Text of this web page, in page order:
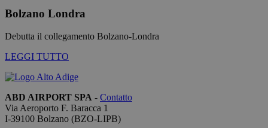
Bolzano Londra
Debutta il collegamento Bolzano-Londra
LEGGI TUTTO
ABD AIRPORT SPA - Contatto
Via Aeroporto F. Baracca 1
I-39100 Bolzano (BZO-LIPB)
_ga
Google LLC
.bolzanoairport.it